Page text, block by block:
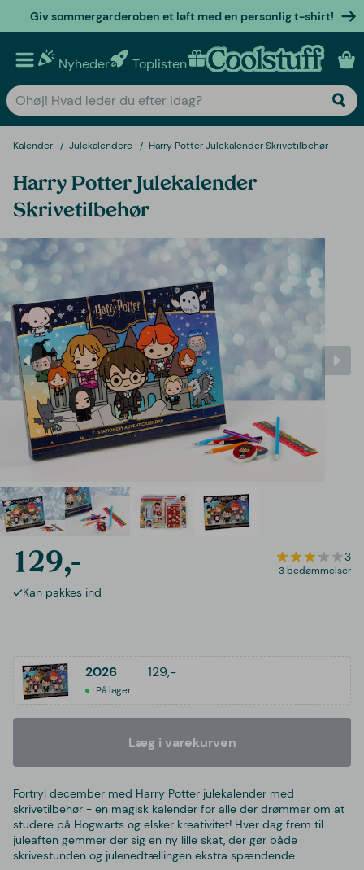
Giv sommergarderoben et løft med en personlig t-shirt!
Nyheder Toplisten Personlige gaver
Kalender Julekalendere Harry Potter Julekalender Skrivetilbehør
Harry Potter Julekalender
Skrivetilbehør
129,- 3
3 bedømmelser
Kan pakkes ind
2026 129,-
På lager
Læg i varekurven
Fortryl december med Harry Potter julekalender med
skrivetilbehør - en magisk kalender for alle der drømmer om at
studere på Hogwarts og elsker kreativitet! Hver dag frem til
juleaften gemmer der sig en ny lille skat, der gør både
skrivestunden og julenedtællingen ekstra spændende.